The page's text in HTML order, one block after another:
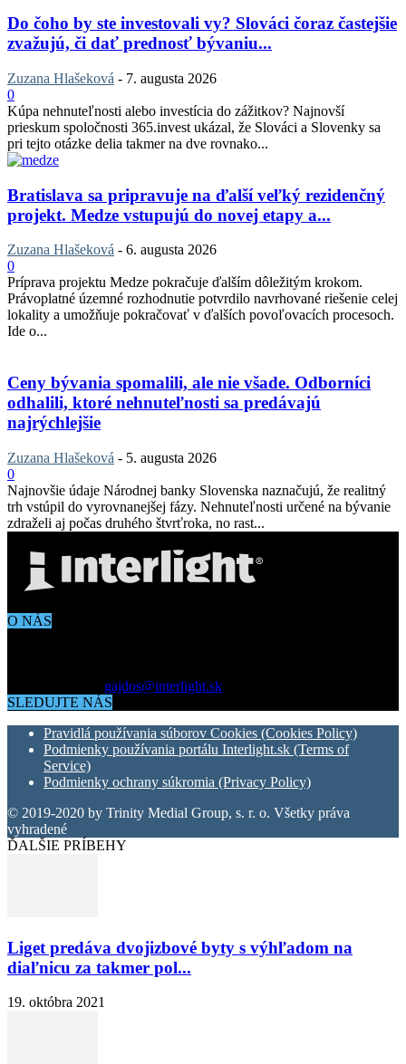
Do čoho by ste investovali vy? Slováci čoraz častejšie
zvažujú, či dať prednosť bývaniu...
Zuzana Hlašeková - 7. augusta 2026
0
Kúpa nehnuteľnosti alebo investícia do zážitkov? Najnovší
prieskum spoločnosti 365.invest ukázal, že Slováci a Slovenky sa
pri tejto otázke delia takmer na dve rovnako...
Bratislava sa pripravuje na ďalší veľký rezidenčný
projekt. Medze vstupujú do novej etapy a...
Zuzana Hlašeková - 6. augusta 2026
0
Príprava projektu Medze pokračuje ďalším dôležitým krokom.
Právoplatné územné rozhodnutie potvrdilo navrhované riešenie celej
lokality a umožňuje pokračovať v ďalších povoľovacích procesoch.
Ide o...
Ceny bývania spomalili, ale nie všade. Odborníci
odhalili, ktoré nehnuteľnosti sa predávajú
najrýchlejšie
Zuzana Hlašeková - 5. augusta 2026
0
Najnovšie údaje Národnej banky Slovenska naznačujú, že realitný
trh vstúpil do vyrovnanejšej fázy. Nehnuteľnosti určené na bývanie
zdraželi aj počas druhého štvrťroka, no rast...
O NÁS
gajdos@interlight.sk
SLEDUJTE NÁS
Pravidlá používania súborov Cookies (Cookies Policy)
Podmienky používania portálu Interlight.sk (Terms of
Service)
Podmienky ochrany súkromia (Privacy Policy)
© 2019-2020 by Trinity Medial Group, s. r. o. Všetky práva
vyhradené
ĎALŠIE PRÍBEHY
Liget predáva dvojizbové byty s výhľadom na
diaľnicu za takmer pol...
19. októbra 2021